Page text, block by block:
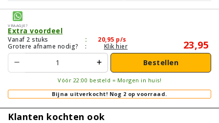
Vraagje?
Extra voordeel
Vanaf 2 stuks : 20,95 p/s
Grotere afname nodig?
: Klik hier 23,95
Bestellen
Vóór 22:00 besteld = Morgen in huis!
Bijna uitverkocht! Nog 2 op voorraad.
Klanten kochten ook